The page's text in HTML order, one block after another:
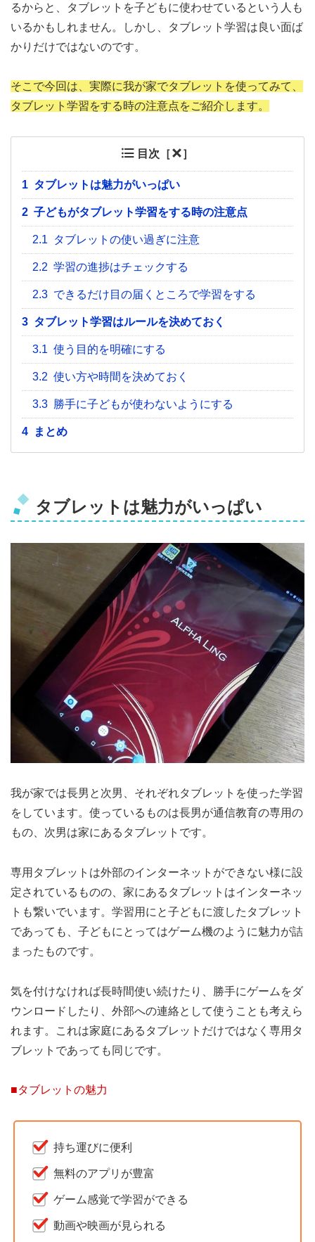
るからと、タブレットを子どもに使わせているという人も
いるかもしれません。しかし、タブレット学習は良い面ば
かりだけではないのです。
そこで今回は、実際に我が家でタブレットを使ってみて、
タブレット学習をする時の注意点をご紹介します。
目次［ ］
1 タブレットは魅力がいっぱい
2 子どもがタブレット学習をする時の注意点
2.1 タブレットの使い過ぎに注意
2.2 学習の進捗はチェックする
2.3 できるだけ目の届くところで学習をする
3 タブレット学習はルールを決めておく
3.1 使う目的を明確にする
3.2 使い方や時間を決めておく
3.3 勝手に子どもが使わないようにする
4 まとめ
タブレットは魅力がいっぱい
我が家では長男と次男、それぞれタブレットを使った学習
をしています。使っているものは長男が通信教育の専用の
もの、次男は家にあるタブレットです。
専用タブレットは外部のインターネットができない様に設
定されているものの、家にあるタブレットはインターネッ
トも繋いでいます。学習用にと子どもに渡したタブレット
であっても、子どもにとってはゲーム機のように魅力が詰
まったものです。
気を付けなければ長時間使い続けたり、勝手にゲームをダ
ウンロードしたり、外部への連絡として使うことも考えら
れます。これは家庭にあるタブレットだけではなく専用タ
ブレットであっても同じです。
■タブレットの魅力
持ち運びに便利
無料のアプリが豊富
ゲーム感覚で学習ができる
動画や映画が見られる